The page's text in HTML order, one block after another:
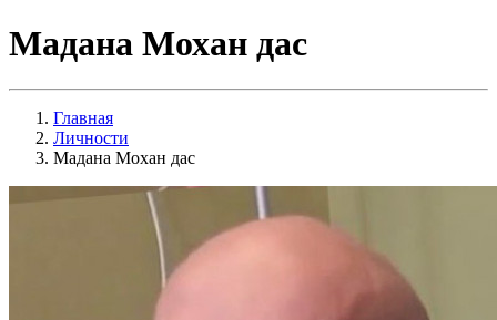
Мадана Мохан дас
Главная
Личности
Мадана Мохан дас